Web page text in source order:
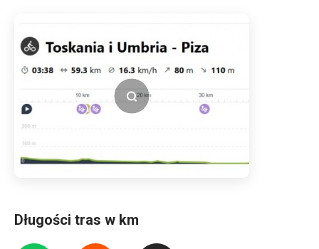
Długości tras w km